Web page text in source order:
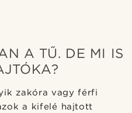
A TŰ. DE MI IS
zakóra vagy férfi
a kifelé hajtott